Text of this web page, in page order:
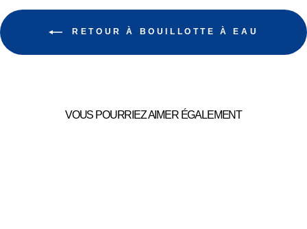
RETOUR À BOUILLOTTE À EAU
VOUS POURRIEZ AIMER ÉGALEMENT